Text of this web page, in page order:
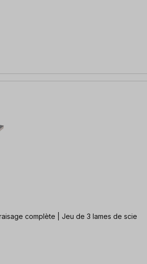
Scie circulaire de table de construction robuste avec équipement complet Scie circulaire à table | Table de fraisage complète | Jeu de 3 lames de scie